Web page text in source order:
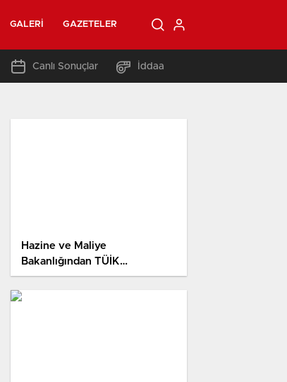
GALERI GAZETELER
Canlı Sonuçlar İddaa
Hazine ve Maliye
Bakanlığından TÜİK
Başkanlığına yapılan atamaya
ait tezlere reaksiyon